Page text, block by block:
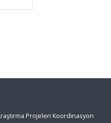
Projeleri Koordinasyon